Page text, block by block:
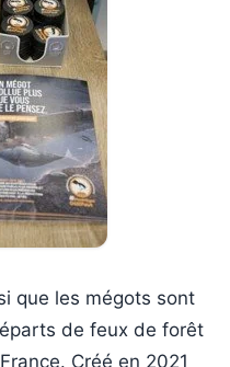
que les mégots sont
de feux de forêt
Créé en 2021